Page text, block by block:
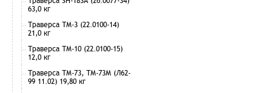
63,0 кг
Траверса ТМ-3 (22.0100-14)
21,0 кг
Траверса ТМ-10 (22.0100-15)
12,0 кг
Траверса ТМ-73, ТМ-73М (Л62-
99 11.02) 19,80 кг